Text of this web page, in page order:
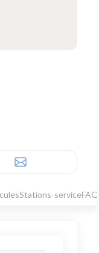
Stations-serviceFAQ